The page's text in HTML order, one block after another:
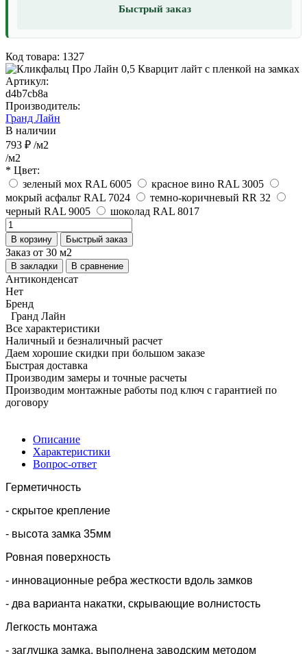
Быстрый заказ
Код товара: 1327
Артикул:
d4b7cb8a
Производитель:
Гранд Лайн
В наличии
793 ₽ /м2
/м2
* Цвет:
зеленый мох RAL 6005
красное вино RAL 3005
мокрый асфальт RAL 7024
темно-коричневый RR 32
черный RAL 9005
шоколад RAL 8017
В корзину Быстрый заказ
Заказ от 30 м2
В закладки В сравнение
Антиконденсат
Нет
Бренд
Гранд Лайн
Все характеристики
Наличный и безналичный расчет
Даем хорошие скидки при большом заказе
Быстрая доставка
Производим замеры и точные расчеты
Производим монтажные работы под ключ с гарантией по
договору
Описание
Характеристики
Вопрос-ответ
Герметичность
- скрытое крепление
- высота замка 35мм
Ровная поверхность
- инновационные ребра жесткости вдоль замков
- два варианта накатки, скрывающие волнистость
Легкость монтажа
- заглушка замка, выполнена заводским методом